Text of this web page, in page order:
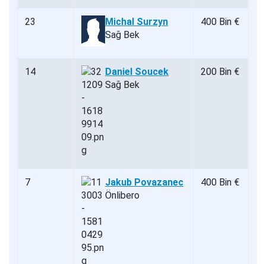
23
Michal Surzyn
Sağ Bek
400 Bin €
14
Daniel Soucek
Sağ Bek
200 Bin €
7
Jakub Povazanec
Önlibero
400 Bin €